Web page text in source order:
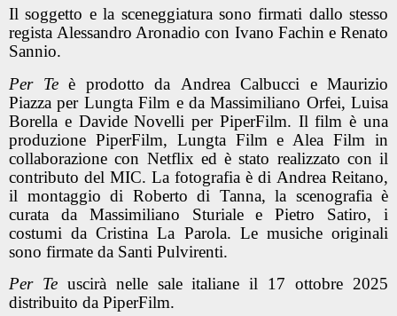
Il soggetto e la sceneggiatura sono firmati dallo stesso
regista Alessandro Aronadio con Ivano Fachin e Renato
Sannio.
Per Teè prodotto da Andrea Calbucci e Maurizio
Piazza per Lungta Film e da Massimiliano Orfei, Luisa
Borella e Davide Novelli per PiperFilm. Il film è una
produzione PiperFilm, Lungta Film e Alea Film in
collaborazione con Netflix ed è stato realizzato con il
contributo del MIC. La fotografia è di Andrea Reitano,
il montaggio di Roberto di Tanna, la scenografia è
curata da Massimiliano Sturiale e Pietro Satiro, i
costumi da Cristina La Parola. Le musiche originali
sono firmate da Santi Pulvirenti.
Per Teuscirà nelle sale italiane il 17 ottobre 2025
distribuito da PiperFilm.